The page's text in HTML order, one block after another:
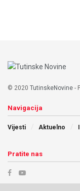
© 2020 TutinskeNovine -
Navigacija
Vijesti Aktuelno
Pratite nas